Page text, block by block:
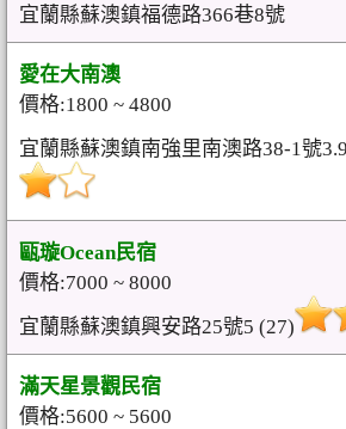
宜蘭縣蘇澳鎮福德路366巷8號
愛在大南澳
價格:1800 ~ 4800
宜蘭縣蘇澳鎮南強里南澳路38-1號
甌璇Ocean民宿
價格:7000 ~ 8000
宜蘭縣蘇澳鎮興安路25號5 (27)
滿天星景觀民宿
價格:5600 ~ 5600